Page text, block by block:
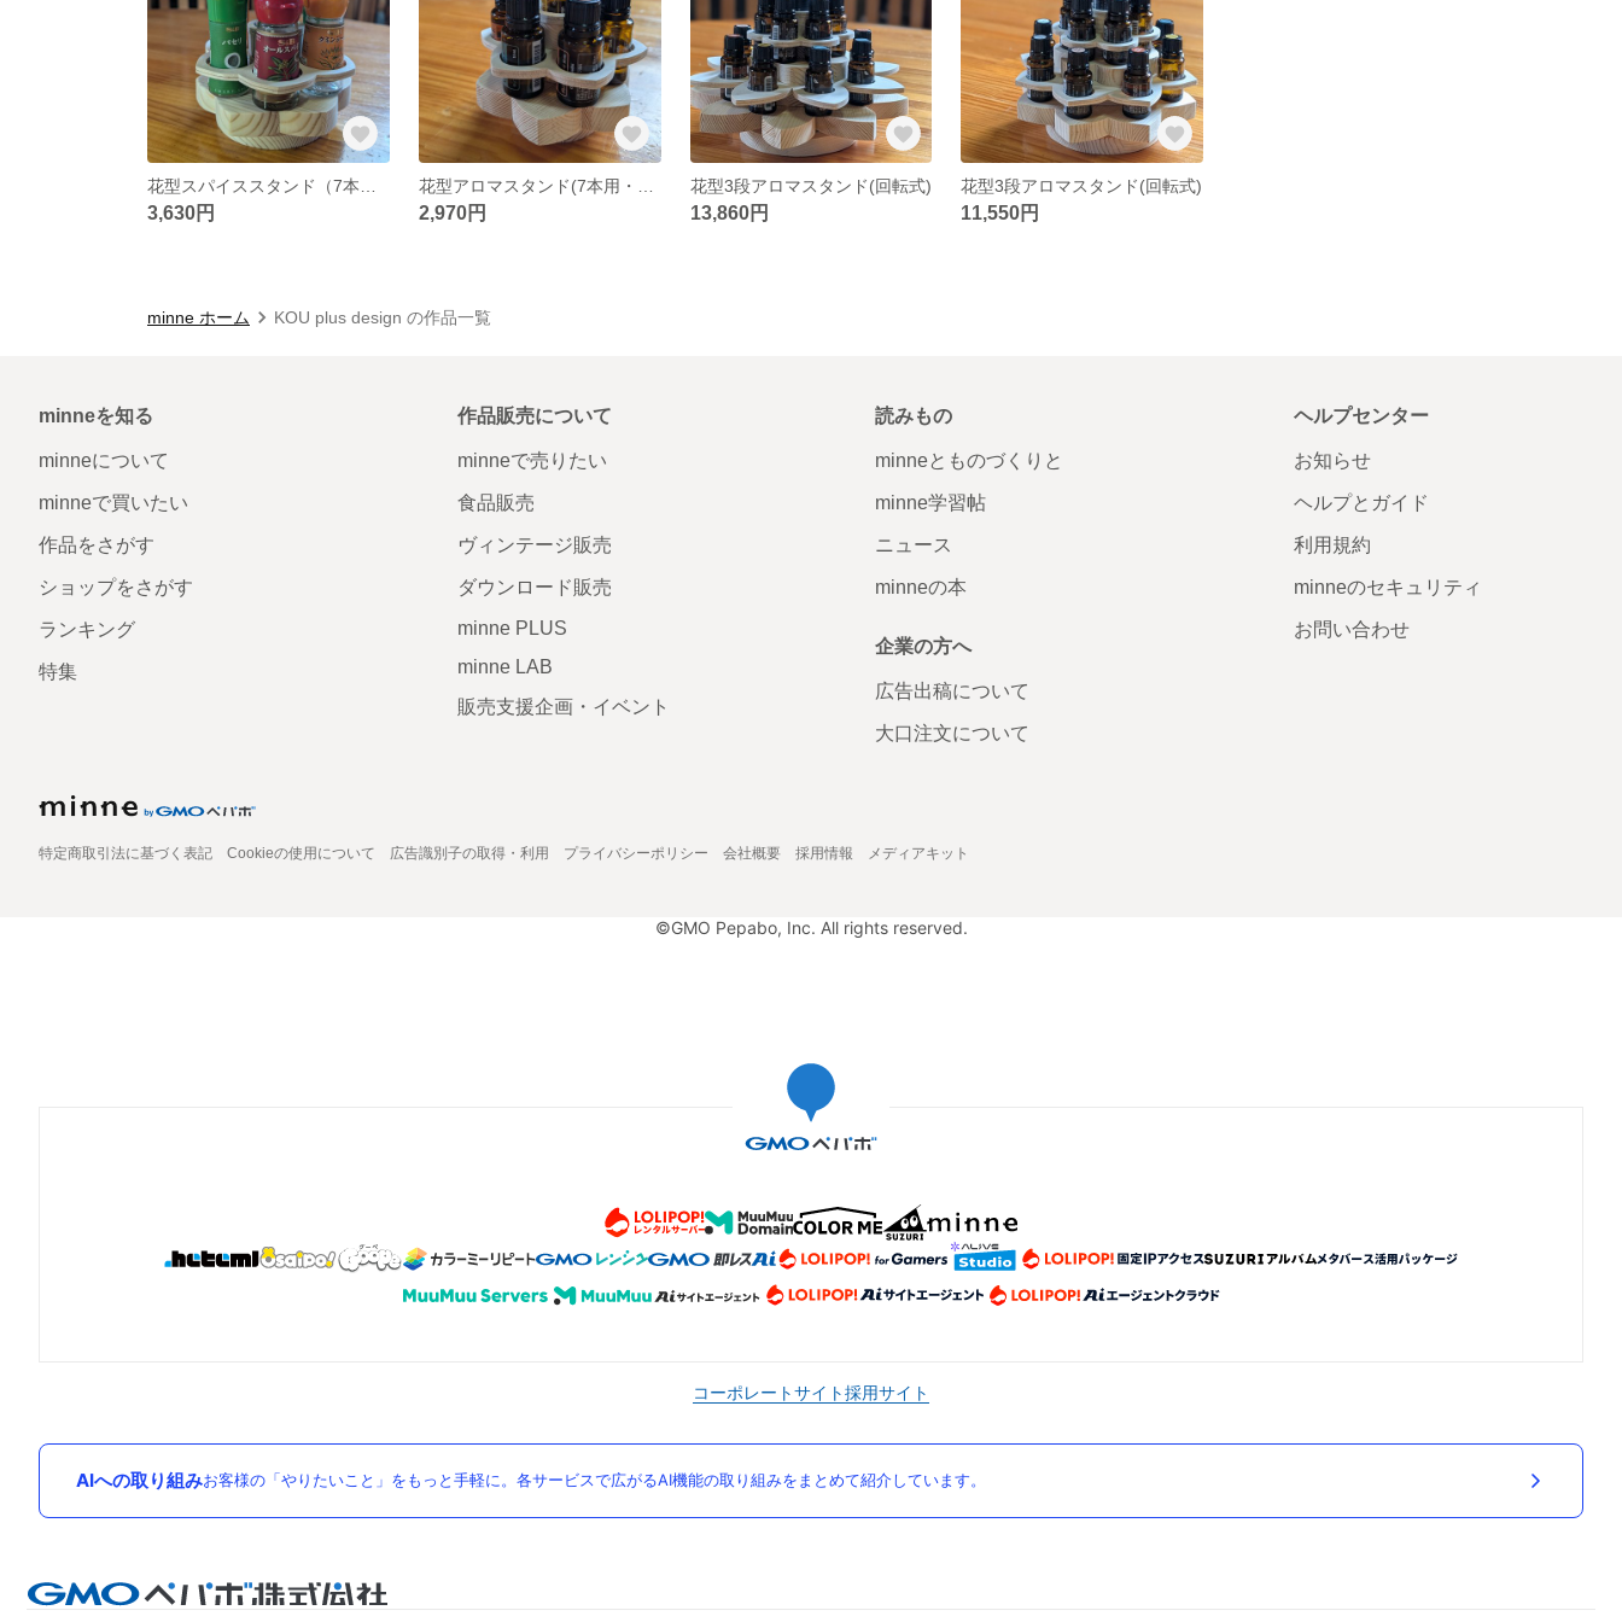
3,630円 2,970円
花型3段アロマスタンド(回転式)
13,860円
花型3段アロマスタンド(回転式)
11,550円
minne ホーム KOU plus design の作品一覧
minneを知る
minneについて
minneで買いたい
作品をさがす
ショップをさがす
ランキング
特集
作品販売について
minneで売りたい
食品販売
ヴィンテージ販売
ダウンロード販売
minne PLUS
minne LAB
販売支援企画・イベント
読みもの
minneとものづくりと
minne学習帖
ニュース
minneの本
企業の方へ
広告出稿について
大口注文について
ヘルプセンター
お知らせ
ヘルプとガイド
利用規約
minneのセキュリティ
お問い合わせ
特定商取引法に基づく表記 Cookieの使用について 広告識別子の取得・利用 プライバシーポリシー 会社概要 採用情報 メディアキット
©GMO Pepabo, Inc. All rights reserved.
コーポレートサイト採用サイト
AIへの取り組みお客様の「やりたいこと」をもっと手軽に。各サービスで広がるAI機能の取り組みをまとめて紹介しています。